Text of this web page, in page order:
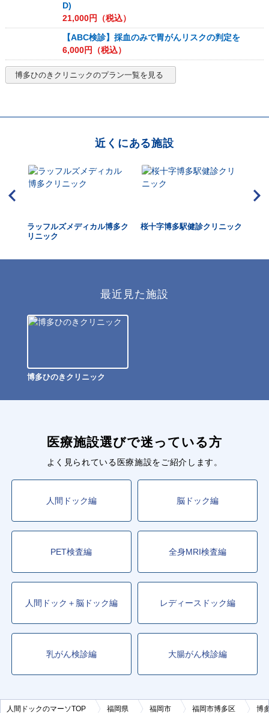
D)
21,000円（税込）
【ABC検診】採血のみで胃がんリスクの判定を
6,000円（税込）
博多ひのきクリニックのプラン一覧を見る
近くにある施設
ラッフルズメディカル博多ク
リニック
桜十字博多駅健診クリニック
最近見た施設
博多ひのきクリニック
医療施設選びで迷っている方
よく見られている医療施設をご紹介します。
人間ドック編 脳ドック編
PET検査編 全身MRI検査編
人間ドック＋脳ドック編 レディースドック編
乳がん検診編 大腸がん検診編
人間ドックのマーソTOP 福岡県 福岡市 福岡市博多区 博